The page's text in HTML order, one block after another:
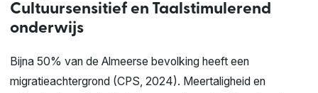
Cultuursensitief en Taalstimulerend
onderwijs
Bijna 50% van de Almeerse bevolking heeft een
migratieachtergrond (CPS, 2024). Meertaligheid en